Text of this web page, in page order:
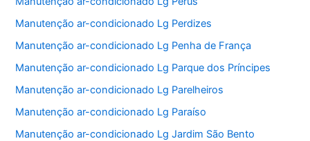
Manutenção ar-condicionado Lg Perdizes
Manutenção ar-condicionado Lg Penha de França
Manutenção ar-condicionado Lg Parque dos Príncipes
Manutenção ar-condicionado Lg Parelheiros
Manutenção ar-condicionado Lg Paraíso
Manutenção ar-condicionado Lg Jardim São Bento